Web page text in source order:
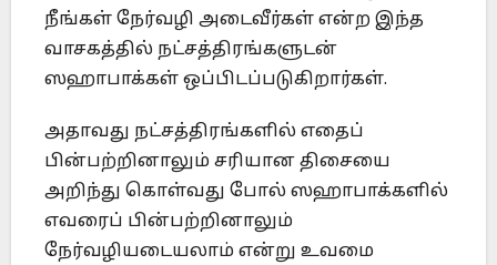
நீங்கள் நேர்வழி அடைவீர்கள் என்ற இந்த
வாசகத்தில் நட்சத்திரங்களுடன்
ஸஹாபாக்கள் ஒப்பிடப்படுகிறார்கள்.
அதாவது நட்சத்திரங்களில் எதைப்
பின்பற்றினாலும் சரியான திசையை
அறிந்து கொள்வது போல் ஸஹாபாக்களில்
எவரைப் பின்பற்றினாலும்
நேர்வழியடையலாம் என்று உவமை